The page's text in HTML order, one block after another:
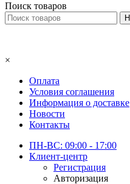
Поиск товаров
×
Оплата
Условия соглашения
Информация о доставке
Новости
Контакты
ПН-ВС: 09:00 - 17:00
Клиент-центр
Регистрация
Авторизация